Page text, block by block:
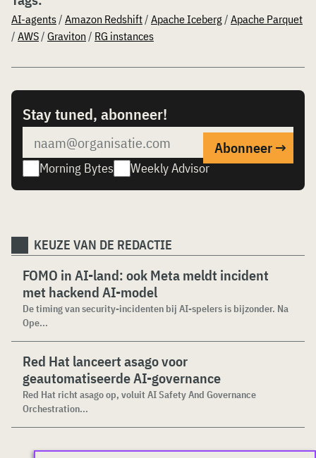
AI-agents/ Amazon Redshift/ Apache Iceberg/ Apache Parquet
/ AWS/ Graviton / RG instances
Stay tuned, abonneer!
Morning Bytes Weekly Advisor
KEUZE VAN DE REDACTIE
FOMO in AI-land: ook Meta meldt incident
met hackend AI-model
De timing van security-incidenten bij AI-spelers is bijzonder. Na
Ope...
Red Hat lanceert asago voor
geautomatiseerde AI-governance
Red Hat richt asago op, voluit AI Safety And Governance
Orchestration...